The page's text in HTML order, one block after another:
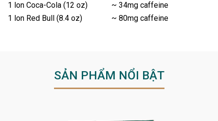
1 lon Coca-Cola (12 oz)
~ 34mg caffeine
1 lon Red Bull (8.4 oz)
~ 80mg caffeine
SẢN PHẨM NỔI BẬT